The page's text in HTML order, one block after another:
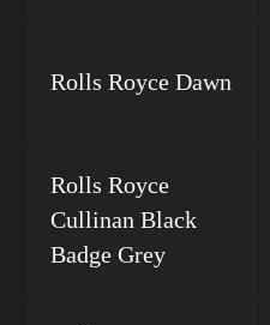
Rolls Royce Dawn
Rolls Royce
Cullinan Black
Badge Grey